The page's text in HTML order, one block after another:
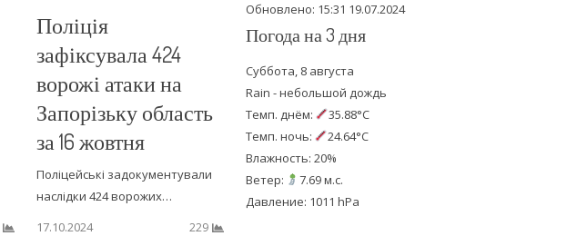
Поліція
зафіксувала 424
ворожі атаки на
Запорізьку область
за 16 жовтня
Поліцейські задокументували
наслідки 424 ворожих…
17.10.2024
229
Обновлено: 15:31 19.07.2024
Погода на 3 дня
Суббота, 8 августа
Rain - небольшой дождь
Темп. днём:
35.88°C
Темп. ночь:
24.64°C
Влажность: 20%
Ветер:
7.69 м.с.
Давление: 1011 hPa